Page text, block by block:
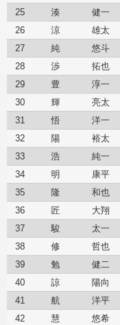
25
湊 健一
26
涼 雄太
27
純 悠斗
28
渉 拓也
29
豊 淳一
30
輝 亮太
31
悟 洋一
32
陽 裕太
33
浩 純一
34
明 康平
35
隆 和也
36
匠 大翔
37
駿 太一
38
修 哲也
39
勉 健二
40
諒 陽向
41
航 洋平
42
慧 悠希